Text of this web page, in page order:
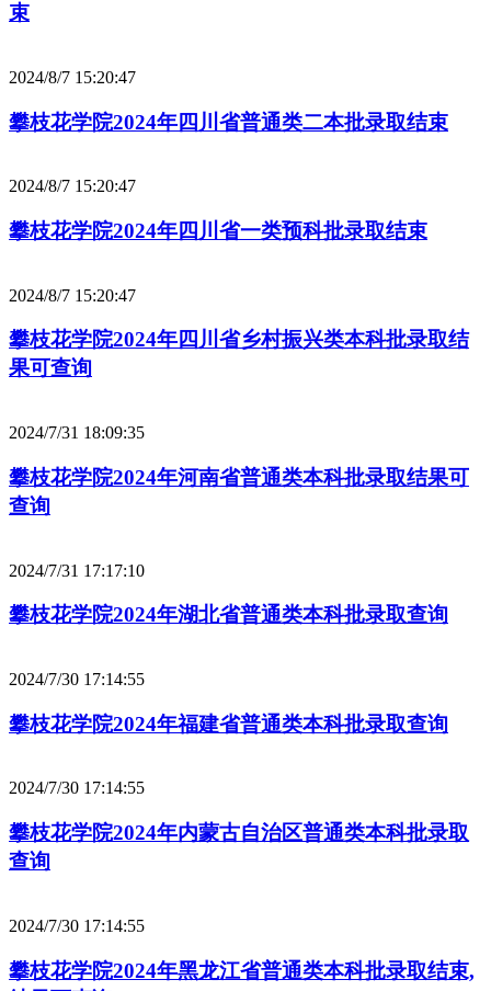
束
2024/8/7 15:20:47
攀枝花学院2024年四川省普通类二本批录取结束
2024/8/7 15:20:47
攀枝花学院2024年四川省一类预科批录取结束
2024/8/7 15:20:47
攀枝花学院2024年四川省乡村振兴类本科批录取结
果可查询
2024/7/31 18:09:35
攀枝花学院2024年河南省普通类本科批录取结果可
查询
2024/7/31 17:17:10
攀枝花学院2024年湖北省普通类本科批录取查询
2024/7/30 17:14:55
攀枝花学院2024年福建省普通类本科批录取查询
2024/7/30 17:14:55
攀枝花学院2024年内蒙古自治区普通类本科批录取
查询
2024/7/30 17:14:55
攀枝花学院2024年黑龙江省普通类本科批录取结束,